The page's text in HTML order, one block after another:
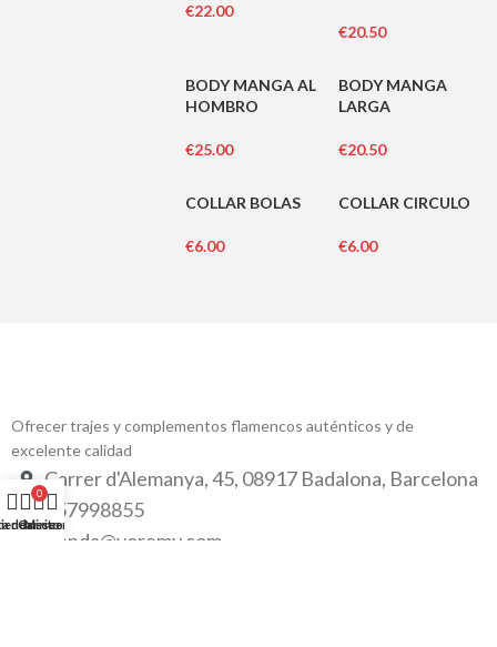
€22.00
€20.50
BODY MANGA AL
HOMBRO
€25.00
BODY MANGA
LARGA
€20.50
COLLAR BOLAS
€6.00
COLLAR CIRCULO
€6.00
Ofrecer trajes y complementos flamencos auténticos y de
excelente calidad
Carrer d'Alemanya, 45, 08917 Badalona, Barcelona
657998855
tienda@yoremy.com
de deseos
0
Carrito
Mi cuenta